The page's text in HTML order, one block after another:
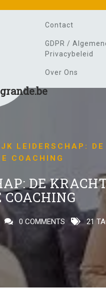
Contact
GDPR /
Privacybeleid
Over Ons
LEIDERSCHAP:
COACHING
DE
COACHING
0 COMMENTS 21